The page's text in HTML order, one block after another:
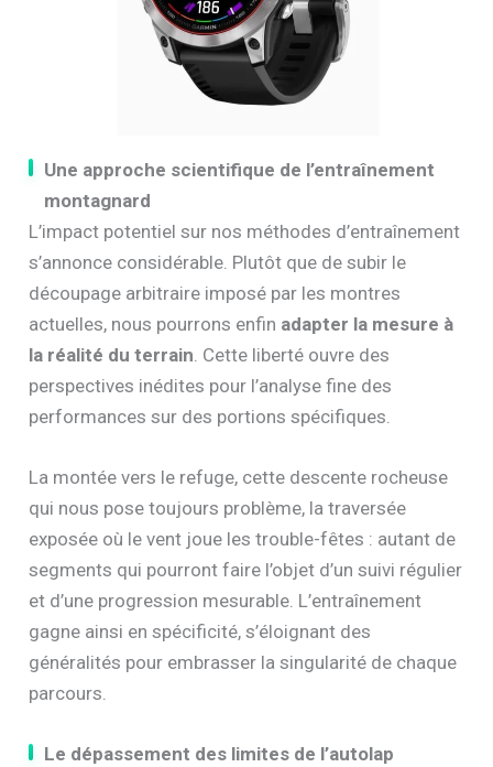
Une approche scientifique de l’entraînement
montagnard
L’impact potentiel sur nos méthodes d’entraînement
s’annonce considérable. Plutôt que de subir le
découpage arbitraire imposé par les montres
actuelles, nous pourrons enfin adapter la mesure à
la réalité du terrain. Cette liberté ouvre des
perspectives inédites pour l’analyse fine des
performances sur des portions spécifiques.
La montée vers le refuge, cette descente rocheuse
qui nous pose toujours problème, la traversée
exposée où le vent joue les trouble-fêtes : autant de
segments qui pourront faire l’objet d’un suivi régulier
et d’une progression mesurable. L’entraînement
gagne ainsi en spécificité, s’éloignant des
généralités pour embrasser la singularité de chaque
parcours.
Le dépassement des limites de l’autolap